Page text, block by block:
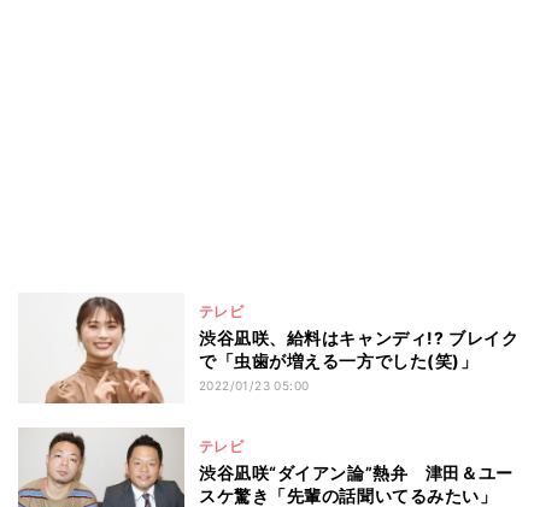
テレビ
渋谷凪咲、給料はキャンディ!? ブレイク
で「虫歯が増える一方でした(笑)」
2022/01/23 05:00
テレビ
渋谷凪咲“ダイアン論”熱弁 津田＆ユー
スケ驚き「先輩の話聞いてるみたい」